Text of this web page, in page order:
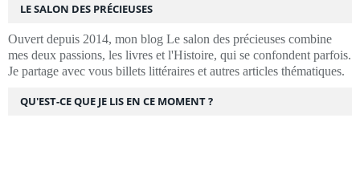
LE SALON DES PRÉCIEUSES
Ouvert depuis 2014, mon blog Le salon des précieuses combine
mes deux passions, les livres et l'Histoire, qui se confondent parfois.
Je partage avec vous billets littéraires et autres articles thématiques.
QU'EST-CE QUE JE LIS EN CE MOMENT ?